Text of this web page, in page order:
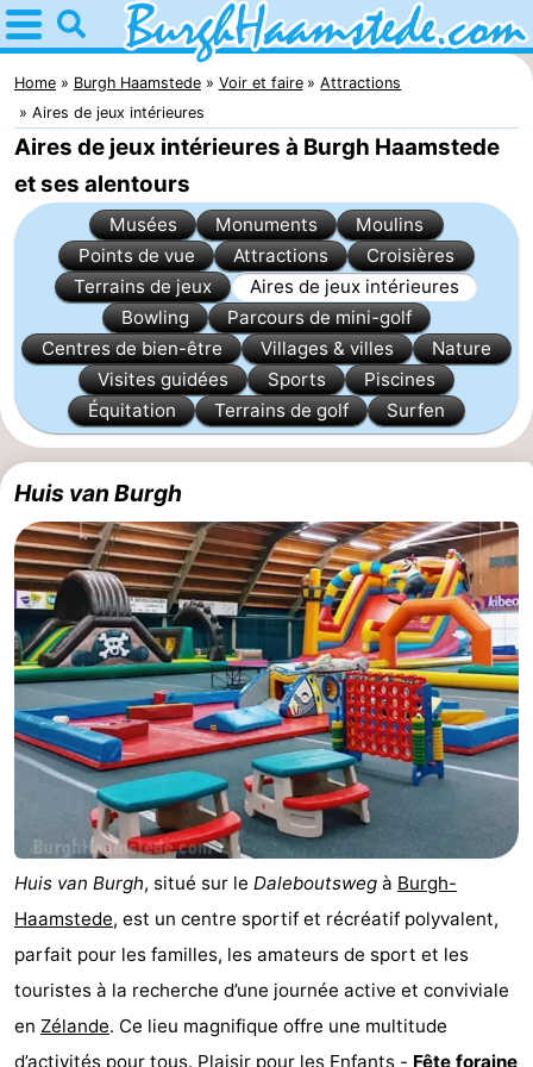
Home
Burgh
Haamstede
Astuces
Avec
les
enfants
Nature
van
Schouwen
Passer
la
nuit
Appartements
Campings
Chambre
d'hôtes
Chaumières
-
Buitenheem
-
Duinoord
-
Ginsterveld
-
Julianahoeve
Livingstone
-
Resort
-
't
Schouwen
-
Home Burgh Haamstede Voir et faire
Attractions
Aires de jeux intérieures
Aires de jeux intérieures à Burgh Haamstede
et ses alentours
Musées Monuments
Moulins
Points de vue
Attractions
Croisières
Terrains de jeux
Aires de jeux intérieures
Bowling
Parcours de mini-golf
Centres de bien-être
Villages & villes
Nature
Visites guidées
Sports
Piscines
Équitation
Terrains de golf Surfen
Huis van Burgh
Huis van Burgh, situé sur le Daleboutsweg à Burgh-
Haamstede, est un centre sportif et récréatif polyvalent,
parfait pour les familles, les amateurs de sport et les
touristes à la recherche d’une journée active et conviviale
en Zélande. Ce lieu magnifique offre une multitude
d’activités pour tous. Plaisir pour les Enfants - Fête foraine